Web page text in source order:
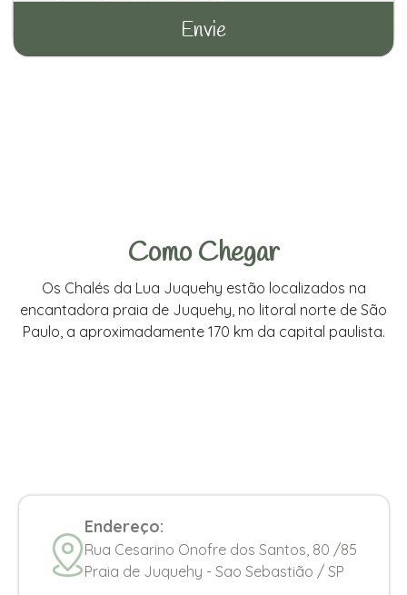
Como Chegar
Os Chalés da Lua Juquehy estão localizados na
encantadora praia de Juquehy, no litoral norte de São
Paulo, a aproximadamente 170 km da capital paulista.
Endereço:
Rua Cesarino Onofre dos Santos, 80 /85
Praia de Juquehy - Sao Sebastião / SP